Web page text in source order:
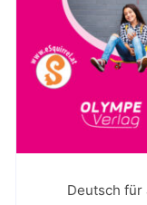
Deutsch für